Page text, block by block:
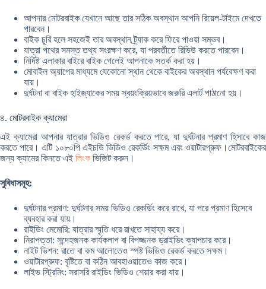
আপনার মোটরবাইক যেখানে আছে তার সঠিক অবস্থান আপনি রিয়েল-টাইমে দেখতে
পারবেন।
বাইক চুরি হলে সহজেই তার অবস্থান ট্র্যাক করে ফিরে পাওয়া সম্ভব।
যাত্রা পথের সমস্ত তথ্য সংরক্ষণ করে, যা পরবর্তীতে রিভিউ করতে পারবেন।
নির্দিষ্ট এলাকার বাইরে বাইক গেলেই আপনাকে সতর্ক করা হয়।
মোবাইল অ্যাপের মাধ্যমে যেকোনো স্থান থেকে বাইকের অবস্থান পর্যবেক্ষণ করা
যায়।
দুর্ঘটনা বা বাইক হাইজ্যাকের সময় স্বয়ংক্রিয়ভাবে জরুরি এলার্ট পাঠানো হয়।
৪. মোটরবাইক ক্যামেরা
এই ক্যামেরা আপনার যাত্রার ভিডিও রেকর্ড করতে পারে, যা দুর্ঘটনার প্রমাণ হিসাবে কাজ
করতে পারে। এটি ১০৮০পি এইচডি ভিডিও রেকর্ডিং সক্ষম এবং ওয়াটারপ্রুফ।মোটরবাইকের
জন্য ক্যামের কিনতে এই লিংক ভিজিট করুন।
সুবিধাসমূহ:
দুর্ঘটনার প্রমাণ: দুর্ঘটনার সময় ভিডিও রেকর্ডিং করে রাখে, যা পরে প্রমাণ হিসেবে
ব্যবহার করা যায়।
রাইডিং মেমোরি: যাত্রার স্মৃতি ধরে রাখতে সাহায্য করে।
নিরাপত্তা: সন্দেহজনক কার্যকলাপ বা বিপজ্জনক ড্রাইভিং ক্যাপচার করে।
নাইট ভিশন: রাতে বা কম আলোতেও স্পষ্ট ভিডিও রেকর্ড করতে সক্ষম।
ওয়াটারপ্রুফ: বৃষ্টিতে বা কঠিন আবহাওয়াতেও কাজ করে।
লাইভ স্ট্রিমিং: সরাসরি রাইডিং ভিডিও শেয়ার করা যায়।